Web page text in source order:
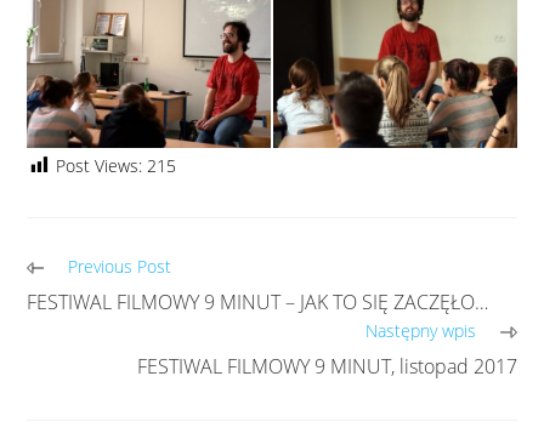
Post Views: 215
Previous Post
FESTIWAL FILMOWY 9 MINUT – JAK TO SIĘ ZACZĘŁO…
Następny wpis
FESTIWAL FILMOWY 9 MINUT, listopad 2017